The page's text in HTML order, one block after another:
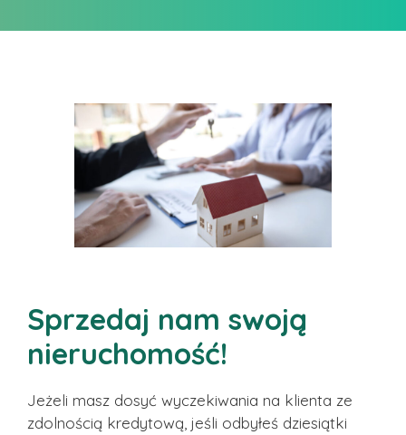
Sprzedaj nam swoją
nieruchomość!
Jeżeli masz dosyć wyczekiwania na klienta ze
zdolnością kredytową, jeśli odbyłeś dziesiątki